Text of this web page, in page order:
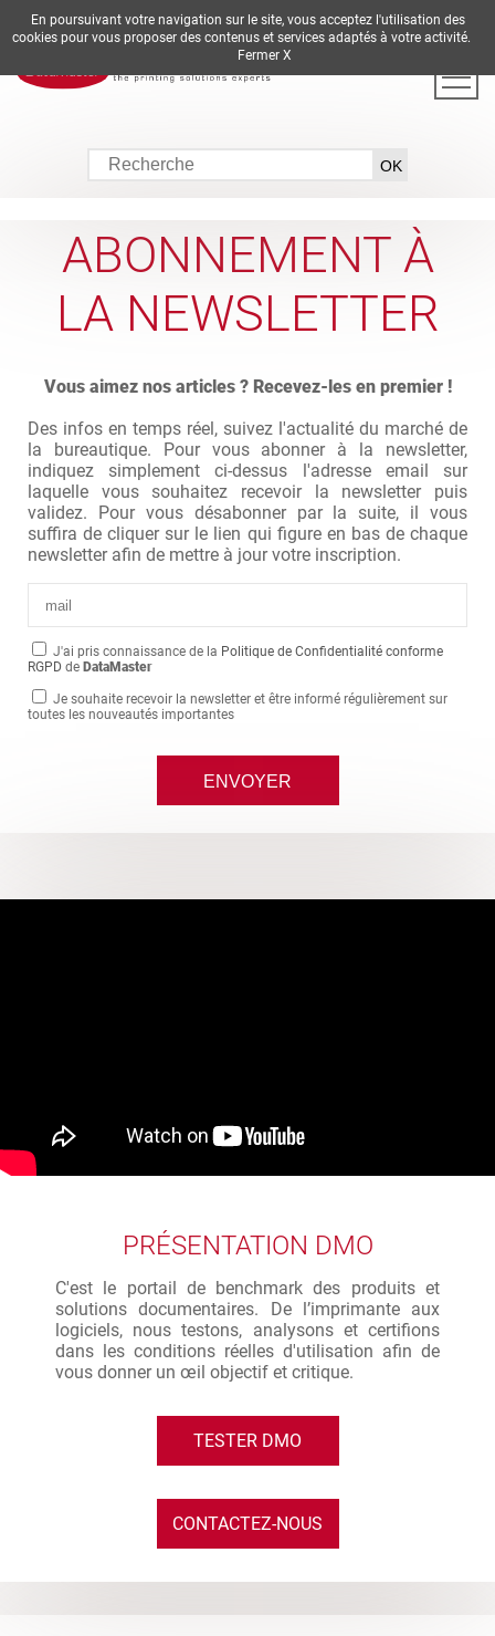
DE EN ES FR IT
ABONNEMENT À
LA NEWSLETTER
Vous aimez nos articles ? Recevez-les en premier !
Des infos en temps réel, suivez l'actualité du marché de
la bureautique. Pour vous abonner à la newsletter,
indiquez simplement ci-dessus l'adresse email sur
laquelle vous souhaitez recevoir la newsletter puis
validez. Pour vous désabonner par la suite, il vous
suffira de cliquer sur le lien qui figure en bas de chaque
newsletter afin de mettre à jour votre inscription.
J'ai pris connaissance de la Politique de Confidentialité conforme
RGPD de DataMaster
Je souhaite recevoir la newsletter et être informé régulièrement sur
toutes les nouveautés importantes
PRÉSENTATION DMO
C'est le portail de benchmark des produits et
solutions documentaires. De l’imprimante aux
logiciels, nous testons, analysons et certifions
dans les conditions réelles d'utilisation afin de
vous donner un œil objectif et critique.
TESTER DMO
CONTACTEZ-NOUS
En poursuivant votre navigation sur le site, vous acceptez l'utilisation des
cookies pour vous proposer des contenus et services adaptés à votre activité.
Fermer X